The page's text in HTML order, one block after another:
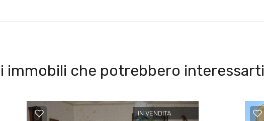
immobili che potrebbero interessarti
IN VENDITA